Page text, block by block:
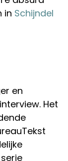
in Schijndel
en
Het